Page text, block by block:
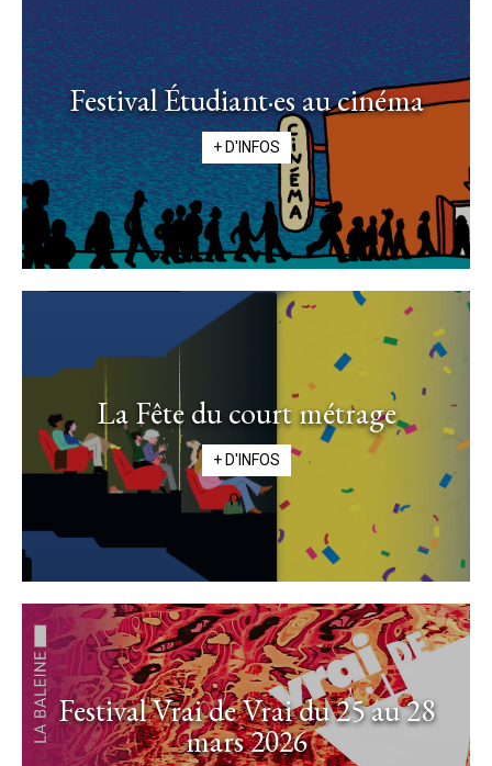
Festival Étudiant·es au cinéma
+ D'INFOS
La Fête du court métrage
+ D'INFOS
Festival Vrai de Vrai du 25 au 28
mars 2026